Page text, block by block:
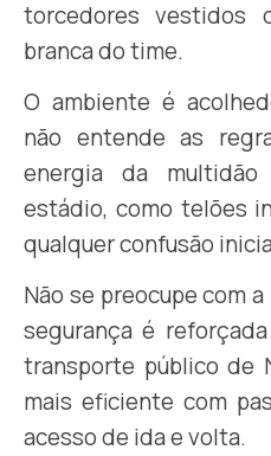
torcedores vestidos
branca do time.
O ambiente é
não entende as
energia da
estádio, como telões
qualquer confusão
Não se preocupe com
segurança é
transporte público de
mais eficiente com
acesso de ida e volta.